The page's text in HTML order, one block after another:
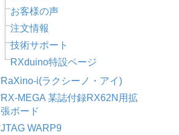
お客様の声
注文情報
技術サポート
RXduino特設ページ
RaXino-i(ラクシーノ・アイ)
RX-MEGA 某誌付録RX62N用拡
張ボード
JTAG WARP9